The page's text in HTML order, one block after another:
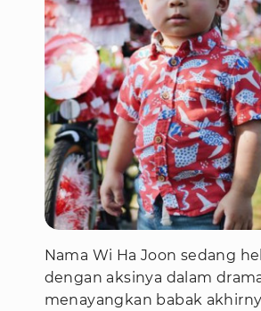
Nama Wi Ha Joon sedang
dengan aksinya dalam
menayangkan babak